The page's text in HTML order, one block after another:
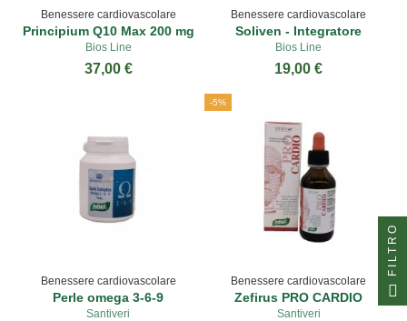
Benessere cardiovascolare
Principium Q10 Max 200 mg
Bios Line
37,00 €
Benessere cardiovascolare
Soliven - Integratore
Bios Line
19,00 €
Benessere cardiovascolare
Perle omega 3-6-9
Santiveri
-5%
Benessere cardiovascolare
Zefirus PRO CARDIO
Santiveri
FILTRO